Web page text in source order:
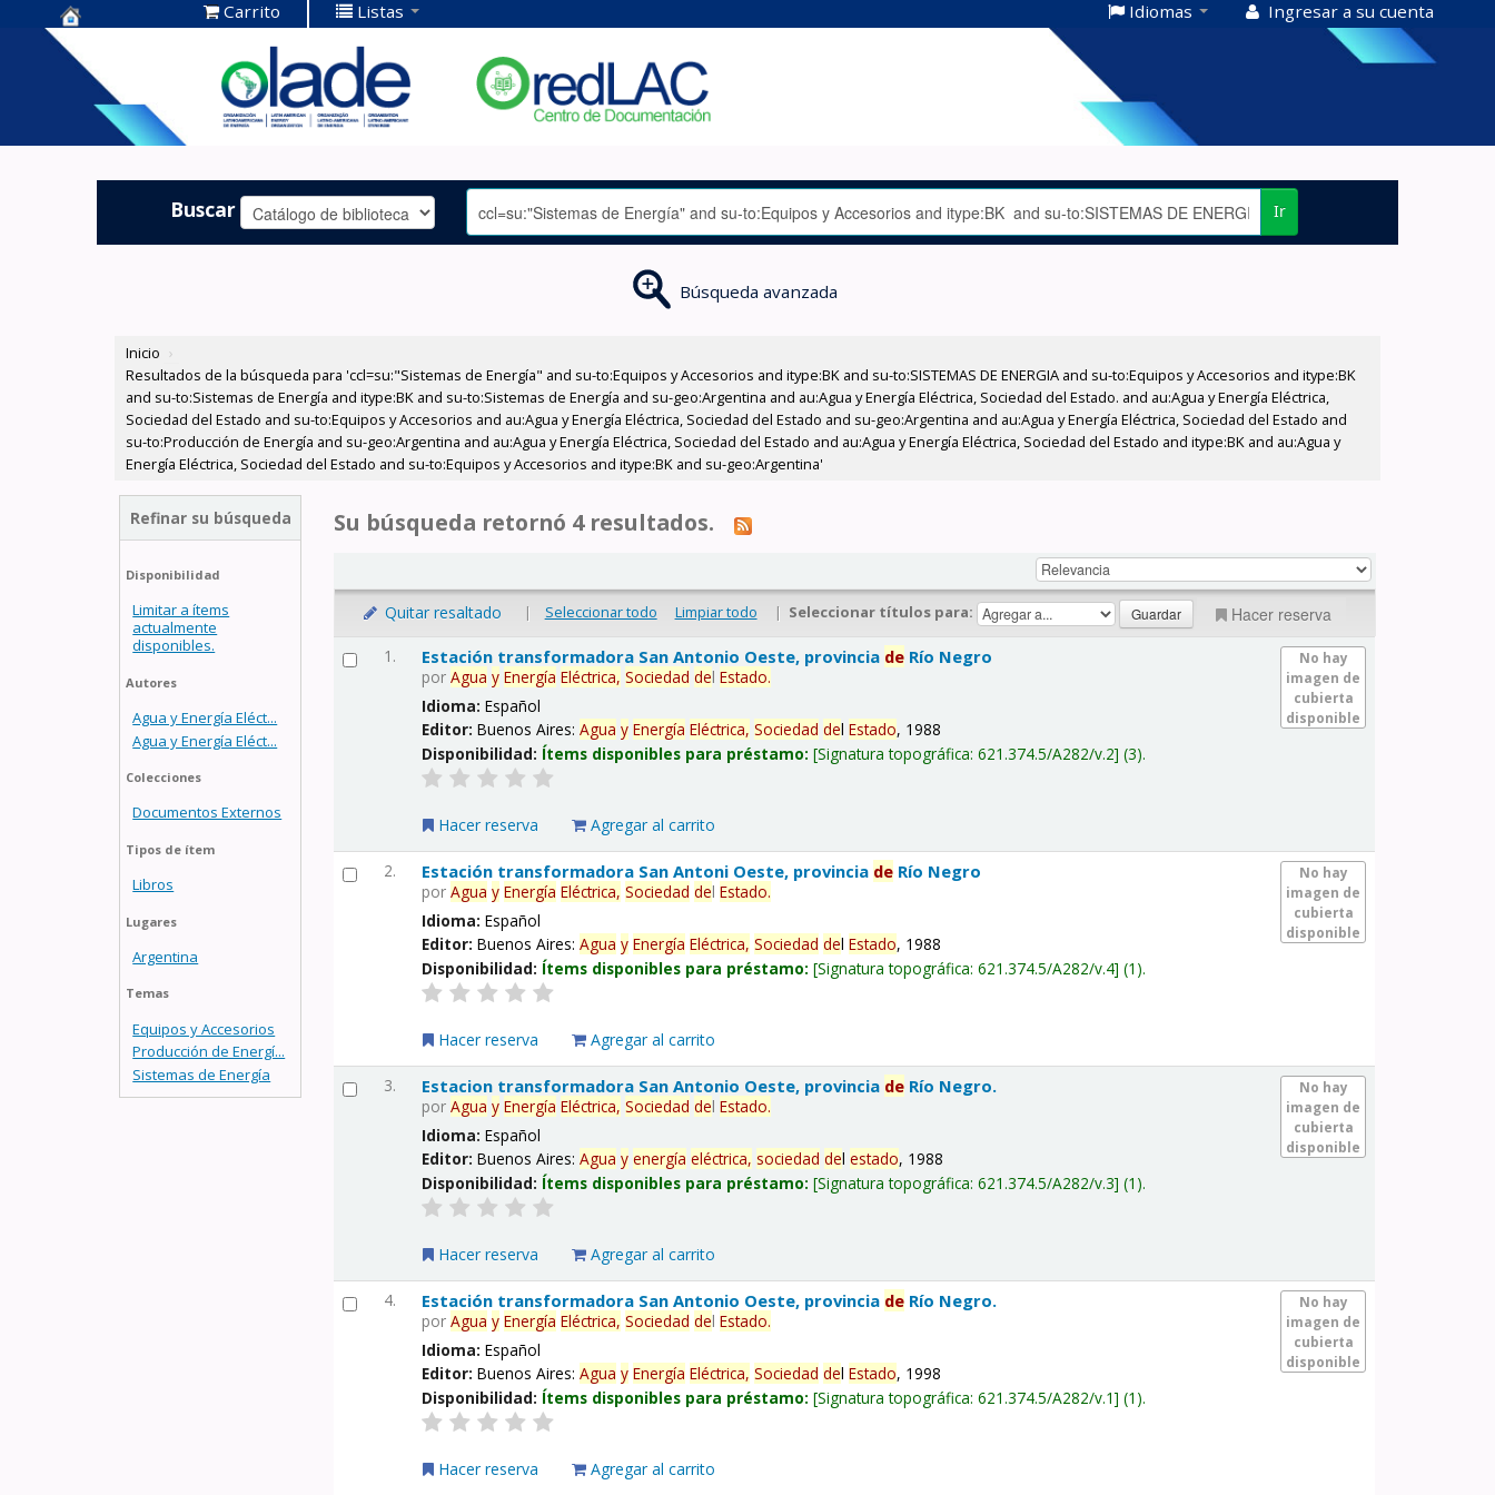
Centro de
Documentación
OLADE -
Carrito Listas Idiomas Ingresar a su cuenta
Buscar Ir
Búsqueda avanzada
Inicio ›
Resultados de la búsqueda para 'ccl=su:"Sistemas de Energía" and su-to:Equipos y Accesorios and itype:BK and su-to:SISTEMAS DE ENERGIA and su-to:Equipos y Accesorios and itype:BK
and su-to:Sistemas de Energía and itype:BK and su-to:Sistemas de Energía and su-geo:Argentina and au:Agua y Energía Eléctrica, Sociedad del Estado. and au:Agua y Energía Eléctrica,
Sociedad del Estado and su-to:Equipos y Accesorios and au:Agua y Energía Eléctrica, Sociedad del Estado and su-geo:Argentina and au:Agua y Energía Eléctrica, Sociedad del Estado and
su-to:Producción de Energía and su-geo:Argentina and au:Agua y Energía Eléctrica, Sociedad del Estado and au:Agua y Energía Eléctrica, Sociedad del Estado and itype:BK and au:Agua y
Energía Eléctrica, Sociedad del Estado and su-to:Equipos y Accesorios and itype:BK and su-geo:Argentina'
Refinar su búsqueda
Disponibilidad
Limitar a ítems
actualmente
disponibles.
Autores
Agua y Energía Eléct...
Agua y Energía Eléct...
Colecciones
Documentos Externos
Tipos de ítem
Libros
Lugares
Argentina
Temas
Equipos y Accesorios
Producción de Energí...
Sistemas de Energía
Su búsqueda retornó 4 resultados.
Quitar resaltado | Seleccionar todo Limpiar todo | Seleccionar títulos para: Hacer reserva
1.
No hay
imagen de
cubierta
disponible
Estación transformadora San Antonio Oeste, provincia de Río Negro
porAgua y Energía Eléctrica, Sociedad delEstado.
Idioma:Español
Editor:Buenos Aires:Agua y Energía Eléctrica, Sociedad delEstado, 1988
Disponibilidad: Ítems disponibles para préstamo: Signatura topográfica:621.374.5/A282/v.2 (3).
Hacer reserva Agregar al carrito
2.
No hay
imagen de
cubierta
disponible
Estación transformadora San Antoni Oeste, provincia de Río Negro
porAgua y Energía Eléctrica, Sociedad delEstado.
Idioma:Español
Editor:Buenos Aires:Agua y Energía Eléctrica, Sociedad delEstado, 1988
Disponibilidad: Ítems disponibles para préstamo: Signatura topográfica:621.374.5/A282/v.4 (1).
Hacer reserva Agregar al carrito
3.
No hay
imagen de
cubierta
disponible
Estacion transformadora San Antonio Oeste, provincia de Río Negro.
porAgua y Energía Eléctrica, Sociedad delEstado.
Idioma:Español
Editor:Buenos Aires:Agua y energía eléctrica, sociedad delestado, 1988
Disponibilidad: Ítems disponibles para préstamo: Signatura topográfica:621.374.5/A282/v.3 (1).
Hacer reserva Agregar al carrito
4.
No hay
imagen de
cubierta
disponible
Estación transformadora San Antonio Oeste, provincia de Río Negro.
porAgua y Energía Eléctrica, Sociedad delEstado.
Idioma:Español
Editor:Buenos Aires:Agua y Energía Eléctrica, Sociedad delEstado, 1998
Disponibilidad: Ítems disponibles para préstamo: Signatura topográfica:621.374.5/A282/v.1 (1).
Hacer reserva Agregar al carrito